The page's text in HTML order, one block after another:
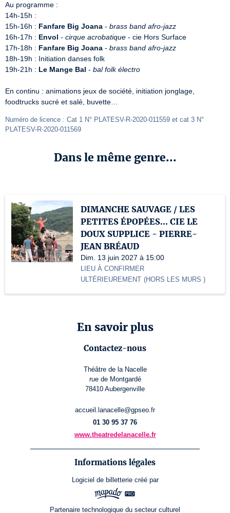
Au programme :
14h-15h :
15h-16h : Fanfare Big Joana - brass band afro-jazz
16h-17h : Envol - cirque acrobatique - cie Hors Surface
17h-18h : Fanfare Big Joana - brass band afro-jazz
18h-19h : Initiation danses folk
19h-21h : Le Mange Bal - bal folk électro
En continu : animations jeux de société, initiation jonglage,
foodtrucks sucré et salé, buvette…
Numéro de licence : Cat 1 N° PLATESV-R-2020-011559 et cat 3 N°
PLATESV-R-2020-011569
Dans le même genre...
DIMANCHE SAUVAGE / LES
PETITES ÉPOPÉES... CIE LE
DOUX SUPPLICE - PIERRE-
JEAN BRÉAUD
Dim. 13 juin 2027 à 15:00
LIEU À CONFIRMER
ULTÉRIEUREMENT (HORS LES MURS )
En savoir plus
Contactez-nous
Théâtre de la Nacelle
rue de Montgardé
78410 Aubergenville
accueil.lanacelle@gpseo.fr
01 30 95 37 76
www.theatredelanacelle.fr
Informations légales
Logiciel de billetterie créé par
Partenaire technologique du secteur culturel